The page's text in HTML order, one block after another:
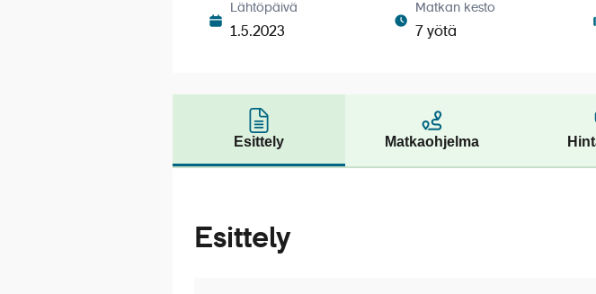
Lähtöpäivä
1.5.2023
Matkan kesto
7 yötä
Esittely Matkaohjelma
Esittely